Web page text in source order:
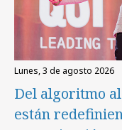
lunes, 3 de agosto 2026
Del algoritmo
están